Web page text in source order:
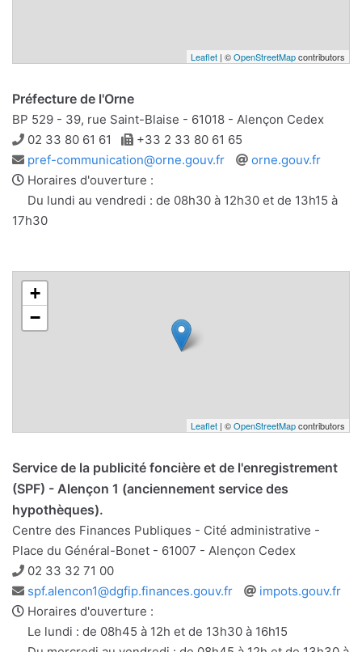
Leaflet | ©OpenStreetMapcontributors
Préfecture de l'Orne
BP 529 - 39, rue Saint-Blaise - 61018 - Alençon Cedex
Téléphone
02 33 80 61 61 Télécopie
+33 2 33 80 61 65
Adresse
e-
mail
pref-communication@orne.gouv.fr
Site
orne.gouv.fr
Horaires d'ouverture :
Du lundi au vendredi : de 08h30 à 12h30 et de 13h15 à
17h30
+
−
Leaflet | ©OpenStreetMapcontributors
Service de la publicité foncière et de l'enregistrement
(SPF) - Alençon 1 (anciennement service des
hypothèques).
Centre des Finances Publiques - Cité administrative -
Place du Général-Bonet - 61007 - Alençon Cedex
Téléphone
02 33 32 71 00
Adresse
e-
mail
spf.alencon1@dgfip.finances.gouv.fr
Site
impots.gouv.fr
Horaires d'ouverture :
Le lundi : de 08h45 à 12h et de 13h30 à 16h15